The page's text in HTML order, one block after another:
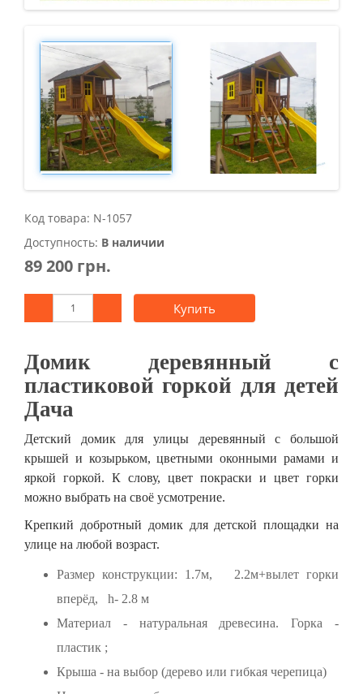
Код товара: N-1057
Доступность: В наличии
89 200 грн.
Купить
Домик деревянный с
пластиковой горкой для детей
Дача
Детский домик для улицы деревянный с большой
крышей и козырьком, цветными оконными рамами и
яркой горкой. К слову, цвет покраски и цвет горки
можно выбрать на своё усмотрение.
Крепкий добротный домик для детской площадки на
улице на любой возраст.
Размер конструкции: 1.7м, 2.2м+вылет горки
вперёд, h- 2.8 м
Материал - натуральная древесина. Горка -
пластик ;
Крыша - на выбор (дерево или гибкая черепица)